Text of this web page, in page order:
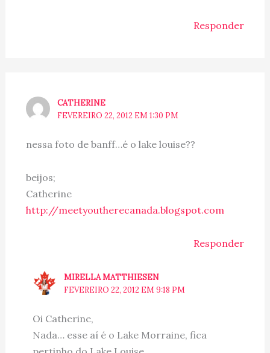
Responder
CATHERINE
FEVEREIRO 22, 2012 EM 1:30 PM
nessa foto de banff…é o lake louise??
beijos;
Catherine
http://meetyoutherecanada.blogspot.com
Responder
MIRELLA MATTHIESEN
FEVEREIRO 22, 2012 EM 9:18 PM
Oi Catherine,
Nada… esse aí é o Lake Morraine, fica